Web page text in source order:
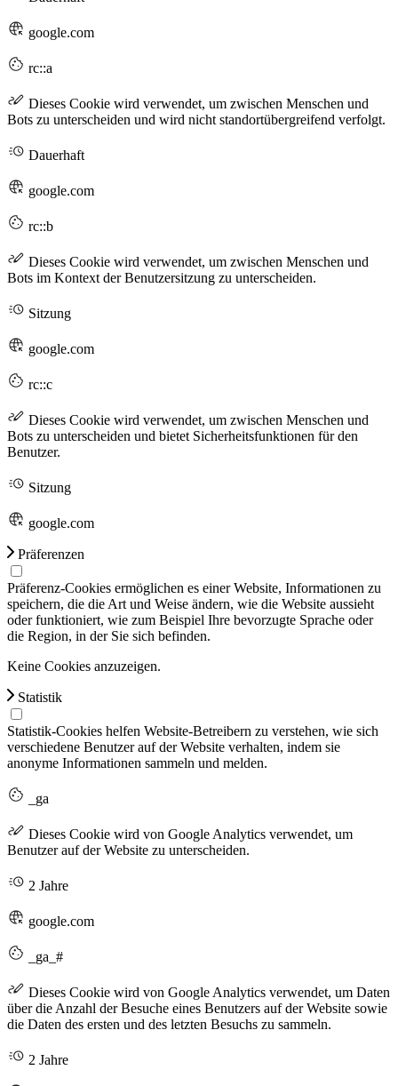
google.com
rc::a
Dieses Cookie wird verwendet, um zwischen Menschen und
Bots zu unterscheiden und wird nicht standortübergreifend verfolgt.
Dauerhaft
google.com
rc::b
Dieses Cookie wird verwendet, um zwischen Menschen und
Bots im Kontext der Benutzersitzung zu unterscheiden.
Sitzung
google.com
rc::c
Dieses Cookie wird verwendet, um zwischen Menschen und
Bots zu unterscheiden und bietet Sicherheitsfunktionen für den
Benutzer.
Sitzung
google.com
Präferenzen
Präferenz-Cookies ermöglichen es einer Website, Informationen zu
speichern, die die Art und Weise ändern, wie die Website aussieht
oder funktioniert, wie zum Beispiel Ihre bevorzugte Sprache oder
die Region, in der Sie sich befinden.
Keine Cookies anzuzeigen.
Statistik
Statistik-Cookies helfen Website-Betreibern zu verstehen, wie sich
verschiedene Benutzer auf der Website verhalten, indem sie
anonyme Informationen sammeln und melden.
_ga
Dieses Cookie wird von Google Analytics verwendet, um
Benutzer auf der Website zu unterscheiden.
2 Jahre
google.com
_ga_#
Dieses Cookie wird von Google Analytics verwendet, um Daten
über die Anzahl der Besuche eines Benutzers auf der Website sowie
die Daten des ersten und des letzten Besuchs zu sammeln.
2 Jahre